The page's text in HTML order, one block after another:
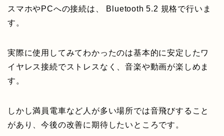
スマホやPCへの接続は、 Bluetooth 5.2 規格で行いま
す。
実際に使用してみてわかったのは基本的に安定したワ
イヤレス接続でストレスなく、音楽や動画が楽しめま
す。
しかし満員電車など人が多い場所では音飛びすること
があり、今後の改善に期待したいところです。